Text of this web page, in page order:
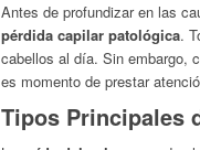
Antes de profundizar en las
pérdida capilar patológica.
cabellos al día. Sin embargo,
es momento de prestar
Tipos Principales